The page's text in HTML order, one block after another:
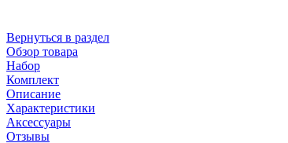
Вернуться в раздел
Обзор товара
Набор
Комплект
Описание
Характеристики
Аксессуары
Отзывы